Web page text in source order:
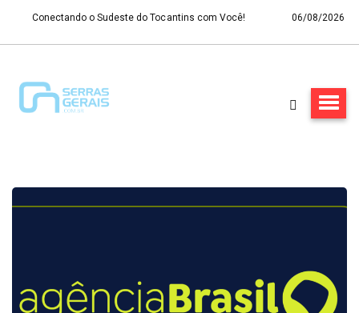
Conectando o Sudeste do Tocantins com Você! 06/08/2026